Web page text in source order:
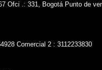
Ofci .: 331, Bogotá Punto de
Comercial 2 : 3112233830